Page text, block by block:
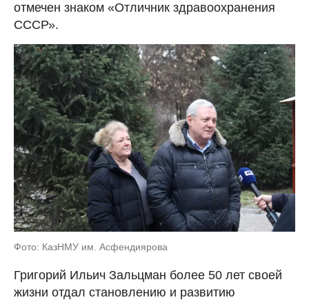
отмечен знаком «Отличник здравоохранения
СССР».
Фото: КазНМУ им. Асфендиярова
Григорий Ильич Зальцман более 50 лет своей
жизни отдал становлению и развитию